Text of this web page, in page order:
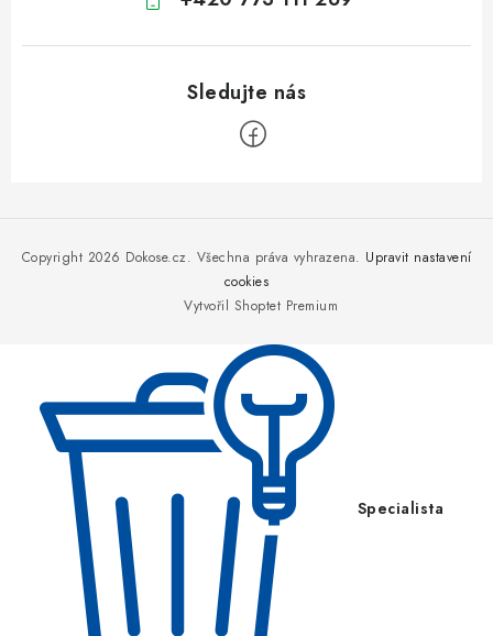
Vytvořil Shoptet Premium
Copyright 2026 Dokose.cz. Všechna práva vyhrazena. Upravit nastavení
cookies
Specialista